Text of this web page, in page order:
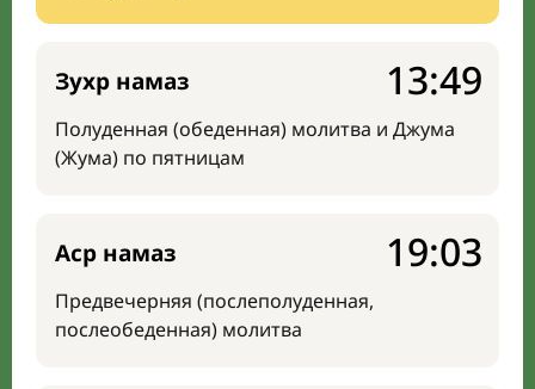
Зухр намаз
Полуденная (обеденная) молитва и Джума
(Жума) по пятницам
13:49
Аср намаз
Предвечерняя (послеполуденная,
послеобеденная) молитва
19:03